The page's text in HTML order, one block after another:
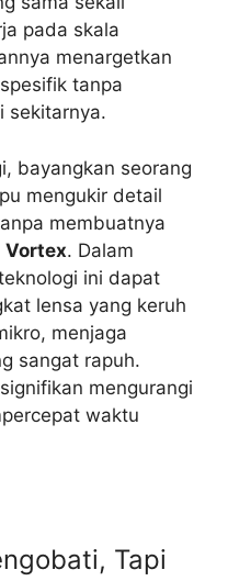
pada skala
menargetkan
tanpa
sekitarnya.
bayangkan seorang
mengukir detail
membuatnya
Vortex. Dalam
ini dapat
lensa yang keruh
menjaga
sangat rapuh.
mengurangi
waktu
Tapi